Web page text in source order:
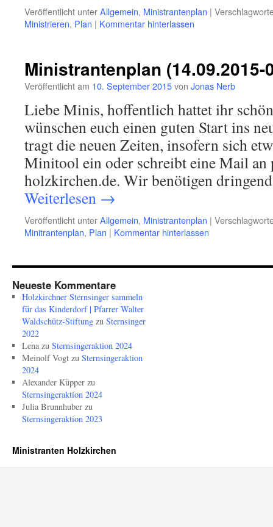
Veröffentlicht unterAllgemein, Ministrantenplan |
Ministrieren, Plan | Kommentar hinterlassen
Ministrantenplan (14.09.2015-
Veröffentlicht am 10. September 2015von Jonas Nerb
Liebe Minis, hoffentlich hattet ihr
wünschen euch einen guten Start ins
tragt die neuen Zeiten, insofern sich
Minitool ein oder schreibt eine Mail
holzkirchen.de. Wir benötigen
Weiterlesen →
Veröffentlicht unterAllgemein, Ministrantenplan |
Minitrantenplan, Plan | Kommentar hinterlassen
Neueste Kommentare
Holzkirchner Sternsinger sammeln
für das Kinderdorf | Pfarrer Walter
Waldschütz-Stiftungzu Sternsinger
2022
Lenazu Sternsingeraktion 2024
Meinolf Vogtzu Sternsingeraktion
2024
Alexander Küpperzu
Sternsingeraktion 2024
Julia Brunnhuberzu
Sternsingeraktion 2023
Ministranten Holzkirchen